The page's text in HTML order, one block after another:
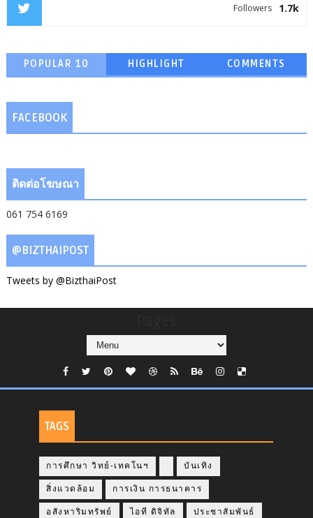
1.7k
Followers
POPULAR 10 HIGHLIGHT COMMENTS
FACEBOOK
ติดต่อโฆษณา
061 754 6169
@BIZTHAIPOST
Tweets by @BizthaiPost
TAGS
การศึกษา วิทย์-เทคโนฯ บันเทิง
สิ่งแวดล้อม การเงิน การธนาคาร
อสังหาริมทรัพย์ ไอที ดิจิทัล ประชาสัมพันธ์